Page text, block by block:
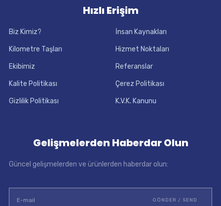
Hızlı Erişim
Biz Kimiz? İnsan Kaynakları
Kilometre Taşları Hizmet Noktaları
Ekibimiz Referanslar
Kalite Politikası Çerez Politikası
Gizlilik Politikası K.V.K. Kanunu
Gelişmelerden Haberdar Olun
Güncel gelişmelerden ve ürünlerden haberdar olun: